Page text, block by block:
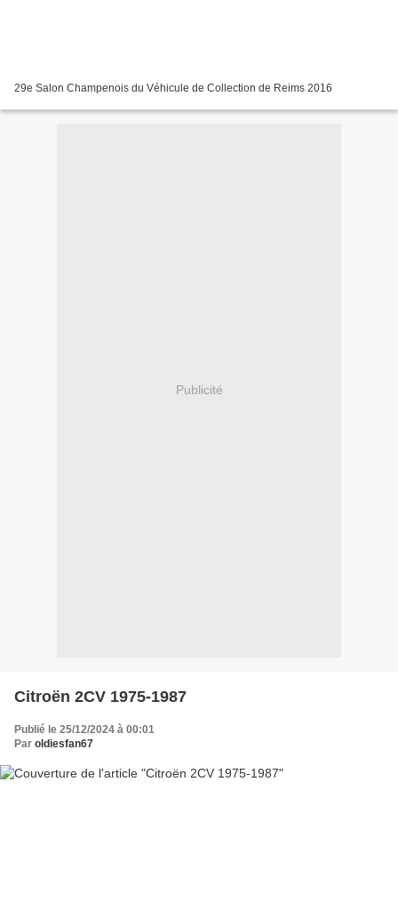
29e Salon Champenois du Véhicule de Collection de Reims 2016
Publicité
Citroën 2CV 1975-1987
Publié le 25/12/2024 à 00:01
Par oldiesfan67